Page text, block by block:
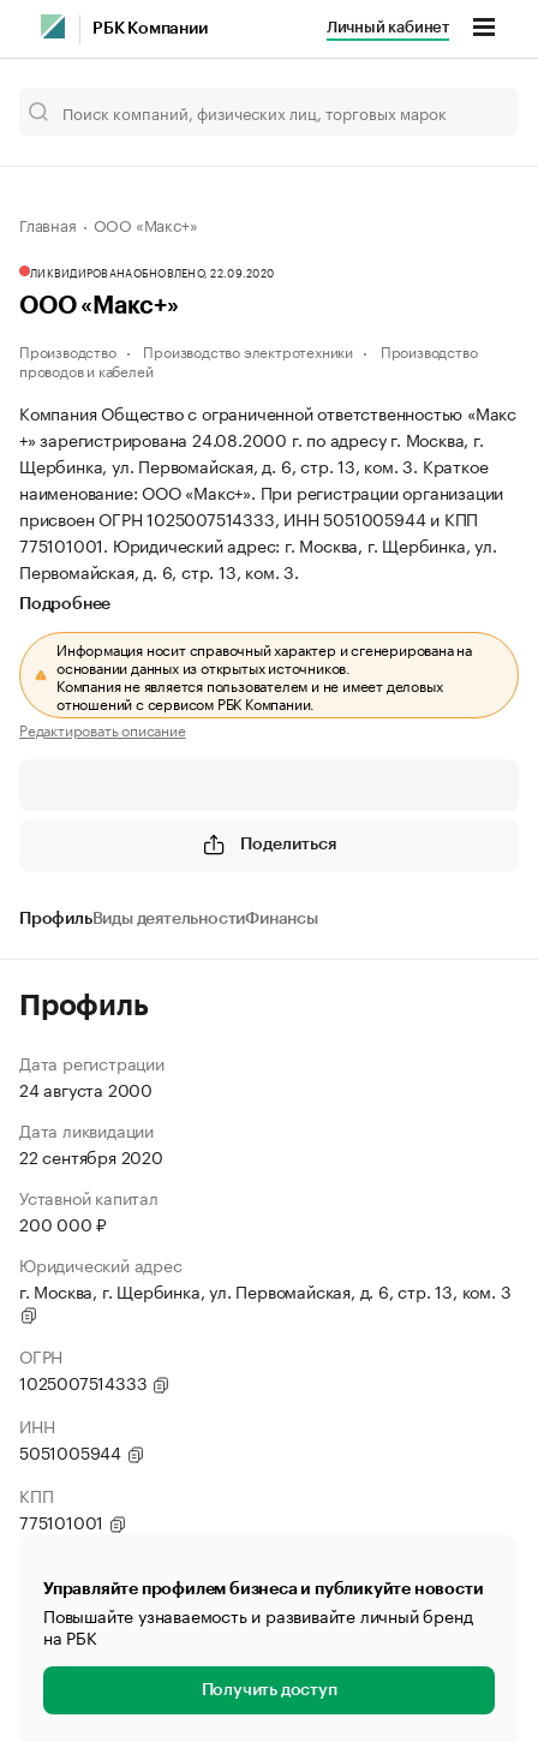
РБК Компании Личный кабинет
Главная ООО «Макс+»
ЛИКВИДИРОВАНАОБНОВЛЕНО, 22.09.2020
ООО «Макс+»
Производство Производство электротехники
Производство
проводов и кабелей
Компания Общество с ограниченной ответственностью «Макс
+» зарегистрирована 24.08.2000 г. по адресу г. Москва, г.
Щербинка, ул. Первомайская, д. 6, стр. 13, ком. 3. Краткое
наименование: ООО «Макс+». При регистрации организации
присвоен ОГРН 1025007514333, ИНН 5051005944 и КПП
775101001. Юридический адрес: г. Москва, г. Щербинка, ул.
Первомайская, д. 6, стр. 13, ком. 3.
Подробнее
Информация носит справочный характер и сгенерирована на
основании данных из открытых источников.
Компания не является пользователем и не имеет деловых
отношений с сервисом РБК Компании.
Редактировать описание
Поделиться
ПрофильВиды деятельностиФинансы
Профиль
Дата регистрации
24 августа 2000
Дата ликвидации
22 сентября 2020
Уставной капитал
200 000 ₽
Юридический адрес
г. Москва, г. Щербинка, ул. Первомайская, д. 6, стр. 13, ком. 3
ОГРН
1025007514333
ИНН
5051005944
КПП
775101001
Управляйте профилем бизнеса и публикуйте новости
Повышайте узнаваемость и развивайте личный бренд
на РБК
Получить доступ